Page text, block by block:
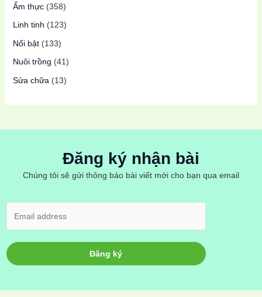
Ẩm thực(358)
Linh tinh (123)
Nổi bật(133)
Nuôi trồng (41)
Sửa chữa (13)
Đăng ký nhận bài
Chúng tôi sẽ gửi thông báo bài viết mới cho bạn qua email
Đăng ký